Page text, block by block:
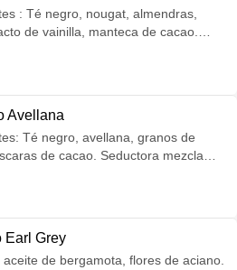
: Té negro, nougat, almendras,
de vainilla, manteca de cacao.
dulces. Contiene cafeína.
Avellana
Té negro, avellana, granos de
cacao. Seductora mezcla
Earl Grey
de bergamota, flores de aciano.